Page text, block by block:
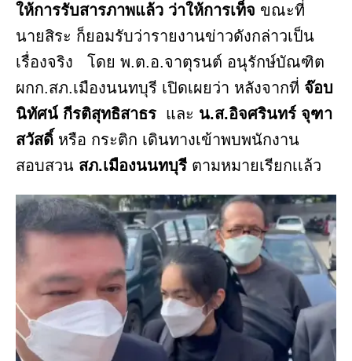
ให้การรับสารภาพแล้ว ว่าให้การเท็จ ขณะที่
นายสิระ ก็ยอมรับว่ารายงานข่าวดังกล่าวเป็น
เรื่องจริง โดย พ.ต.อ.จาตุรนต์ อนุรักษ์บัณฑิต
ผกก.สภ.เมืองนนทบุรี เปิดเผยว่า หลังจากที่ จ๊อบ
นิทัศน์ กีรติสุทธิสาธร และ น.ส.อิจศรินทร์ จุฑา
สวัสดิ์ หรือ กระติก เดินทางเข้าพบพนักงาน
สอบสวน สภ.เมืองนนทบุรี ตามหมายเรียกเเล้ว